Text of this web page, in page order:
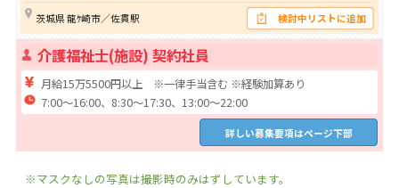
茨城県 龍ｹ崎市／佐貫駅 検討中リストに追加
介護福祉士(施設) 契約社員
月給15万5500円以上 ※一律手当含む ※経験加算あり
7:00～16:00、8:30～17:30、13:00～22:00
詳しい募集要項はページ下部
※マスクなしの写真は撮影時のみはずしています。